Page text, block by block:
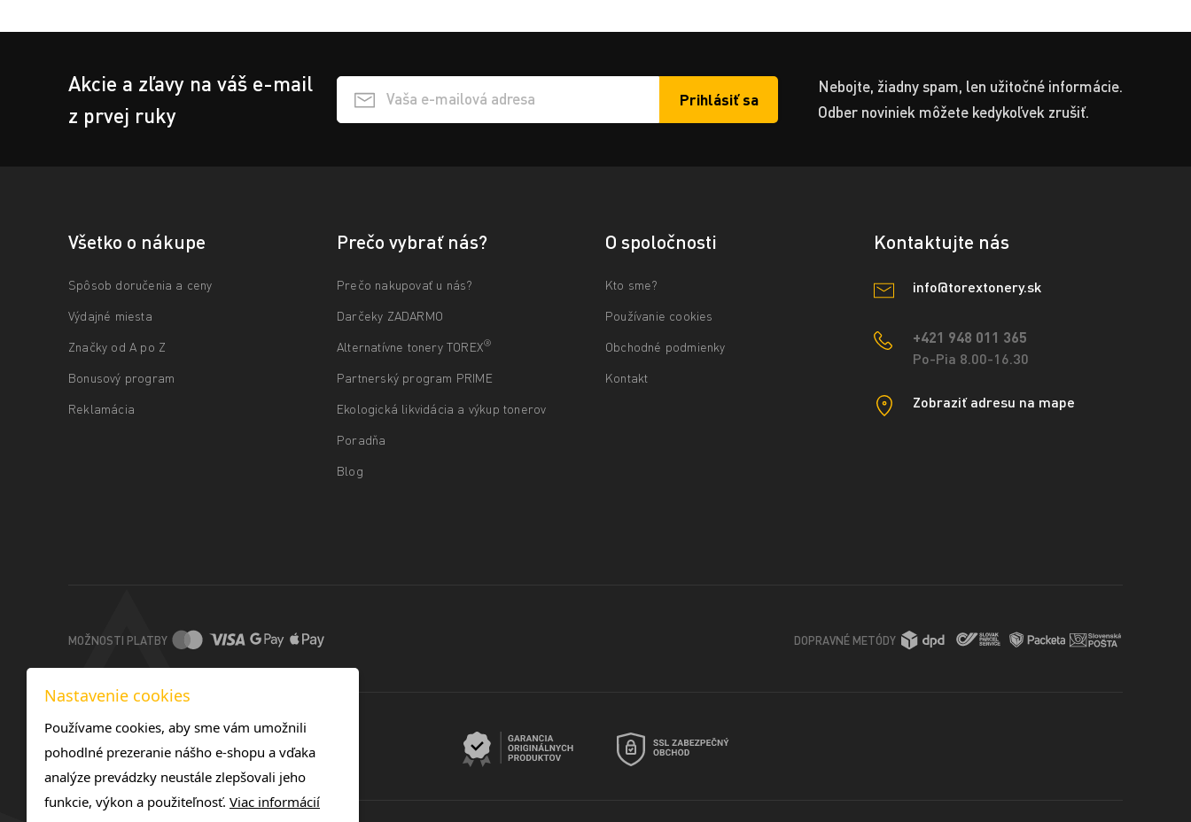
Akcie a zľavy na váš e-mail
z prvej ruky
Přihlášení e-mailu k odběru Prihlásiť sa
Nebojte, žiadny spam, len užitočné informácie.
Odber noviniek môžete kedykoľvek zrušiť.
Všetko o nákupe
Spôsob doručenia a ceny
Výdajné miesta
Značky od A po Z
Bonusový program
Reklamácia
Prečo vybrať nás?
Prečo nakupovať u nás?
Darčeky ZADARMO
Alternatívne tonery TOREX®
Partnerský program PRIME
Ekologická likvidácia a výkup tonerov
Poradňa
Blog
O spoločnosti
Kto sme?
Používanie cookies
Obchodné podmienky
Kontakt
Kontaktujte nás
info@torextonery.sk
+421 948 011 365
Po-Pia 8.00-16.30
Zobraziť adresu na mape
MOŽNOSTI PLATBY DOPRAVNÉ METÓDY
Nastavenie cookies
Používame cookies, aby sme vám umožnili
pohodlné prezeranie nášho e-shopu a vďaka
analýze prevádzky neustále zlepšovali jeho
funkcie, výkon a použiteľnosť. Viac informácií